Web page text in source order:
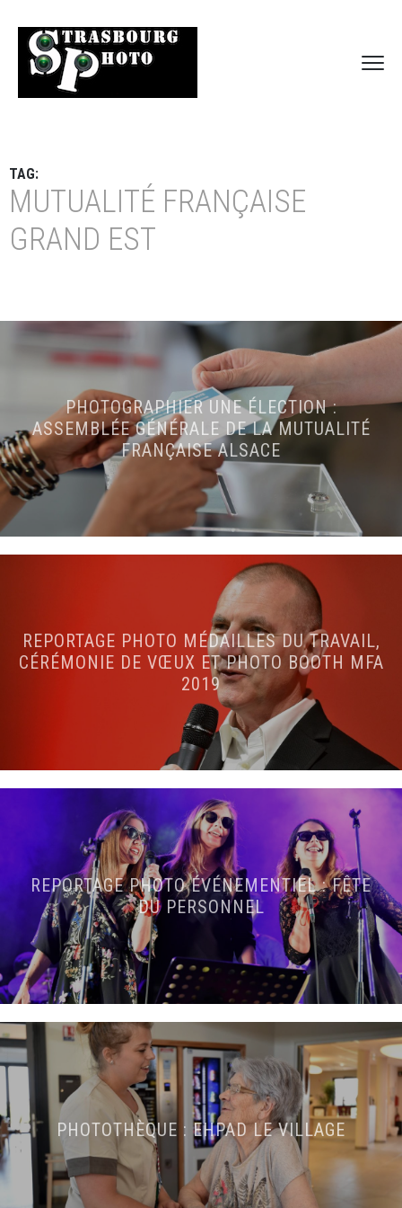
TAG:
MUTUALITÉ FRANÇAISE
GRAND EST
PHOTOGRAPHIER UNE ÉLECTION :
ASSEMBLÉE GÉNÉRALE DE LA MUTUALITÉ
FRANÇAISE ALSACE
REPORTAGE PHOTO MÉDAILLES DU TRAVAIL,
CÉRÉMONIE DE VŒUX ET PHOTO BOOTH MFA
2019
REPORTAGE PHOTO ÉVÉNEMENTIEL : FÊTE
DU PERSONNEL
PHOTOTHÈQUE : EHPAD LE VILLAGE